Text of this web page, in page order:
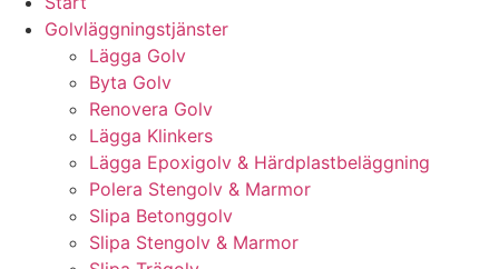
Golvläggningstjänster
Lägga Golv
Byta Golv
Renovera Golv
Lägga Klinkers
Lägga Epoxigolv & Härdplastbeläggning
Polera Stengolv & Marmor
Slipa Betonggolv
Slipa Stengolv & Marmor